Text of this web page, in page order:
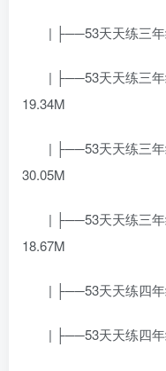
| ├──53天天练三
| ├──53天天练三
19.34M
| ├──53天天练三
30.05M
| ├──53天天练三
18.67M
| ├──53天天练四
| ├──53天天练四